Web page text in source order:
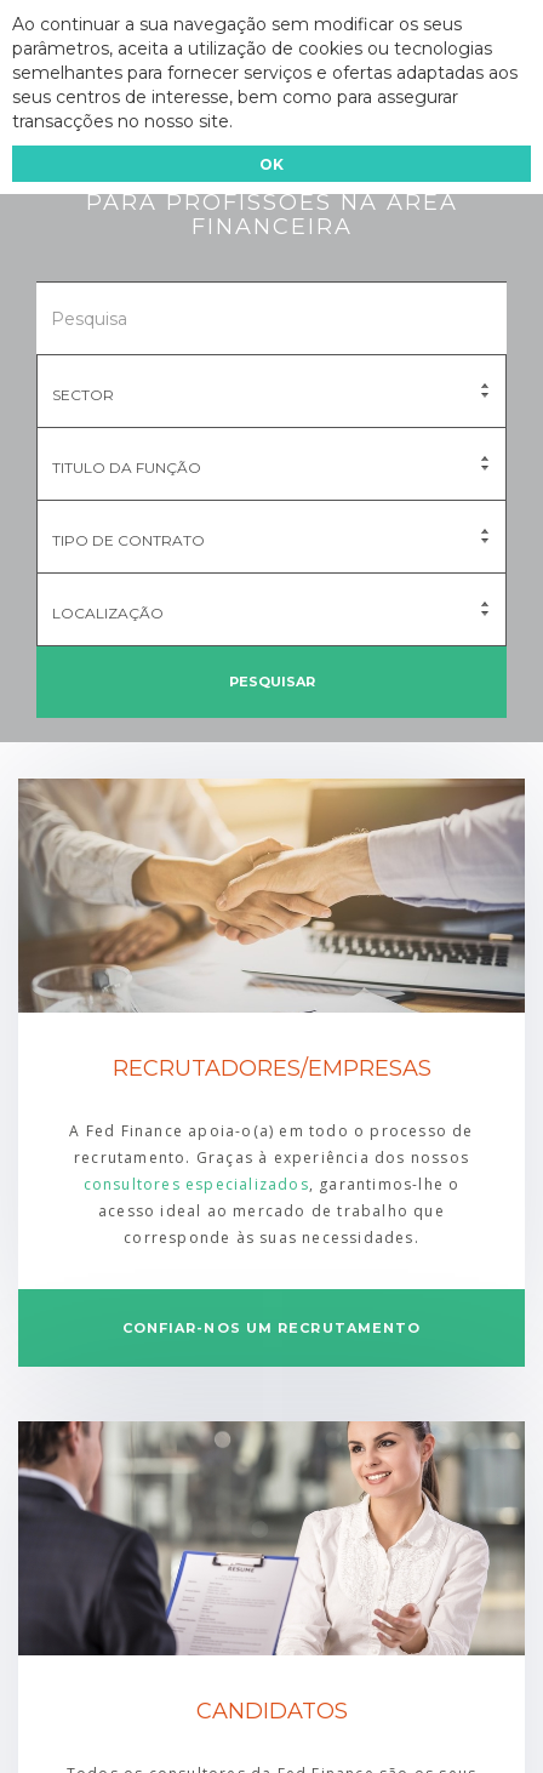
Ao continuar a sua navegação sem modificar os seus
parâmetros, aceita a utilização de cookies ou tecnologias
semelhantes para fornecer serviços e ofertas adaptadas aos
seus centros de interesse, bem como para assegurar
transacções no nosso site.
OK
RECRUTAMENTO TEMPORÁRIO E
PERMANENTE
PARA PROFISSÕES NA ÁREA
FINANCEIRA
SECTOR
TITULO DA FUNÇÃO
TIPO DE CONTRATO
LOCALIZAÇÃO
PESQUISAR
RECRUTADORES/EMPRESAS
A Fed Finance apoia-o(a) em todo o processo de
recrutamento. Graças à experiência dos nossos
consultores especializados, garantimos-lhe o
acesso ideal ao mercado de trabalho que
corresponde às suas necessidades.
CONFIAR-NOS UM RECRUTAMENTO
CANDIDATOS